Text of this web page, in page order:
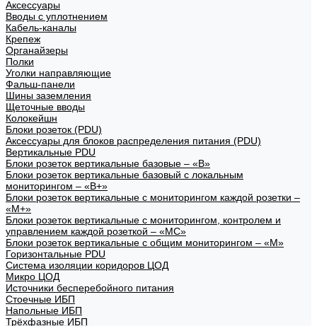
Аксессуары
Вводы с уплотнением
Кабель-каналы
Крепеж
Органайзеры
Полки
Уголки направляющие
Фальш-панели
Шины заземления
Щеточные вводы
Колокейшн
Блоки розеток (PDU)
Аксессуары для блоков распределения питания (PDU)
Вертикальные PDU
Блоки розеток вертикальные базовые – «В»
Блоки розеток вертикальные базовый с локальным
мониторингом – «В+»
Блоки розеток вертикальные с мониторингом каждой розетки –
«М+»
Блоки розеток вертикальные с мониторингом, контролем и
управлением каждой розеткой – «МС»
Блоки розеток вертикальные с общим мониторингом – «М»
Горизонтальные PDU
Система изоляции коридоров ЦОД
Микро ЦОД
Источники бесперебойного питания
Стоечные ИБП
Напольные ИБП
Трёхфазные ИБП